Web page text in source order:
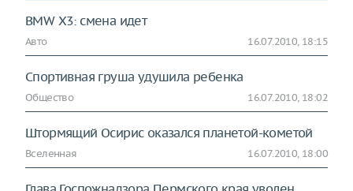
BMW X3: смена идет
Авто 16.07.2010, 18:15
Спортивная груша удушила ребенка
Общество 16.07.2010, 18:02
Штормящий Осирис оказался планетой-кометой
Вселенная 16.07.2010, 18:00